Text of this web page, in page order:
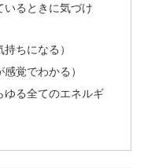
いるときに気づけ
ちになる）
覚でわかる）
ゆる全てのエネルギ